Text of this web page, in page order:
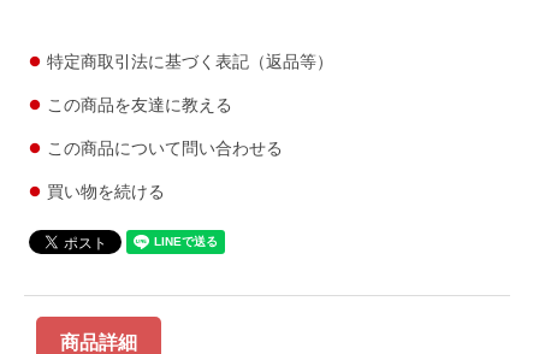
特定商取引法に基づく表記（返品等）
この商品を友達に教える
この商品について問い合わせる
買い物を続ける
商品詳細